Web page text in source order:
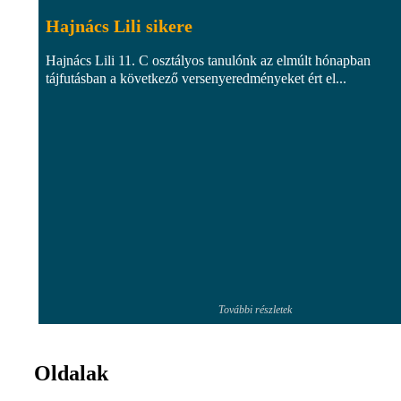
Hajnács Lili sikere
Hajnács Lili 11. C osztályos tanulónk az elmúlt hónapban
tájfutásban a következő versenyeredményeket ért el...
További részletek
Oldalak